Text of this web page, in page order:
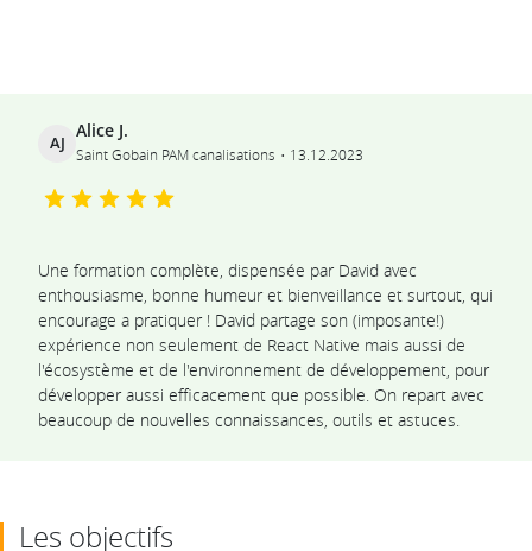
AJ
Alice J.
Saint Gobain PAM canalisations 13.12.2023
Une formation complète, dispensée par David avec
enthousiasme, bonne humeur et bienveillance et surtout, qui
encourage a pratiquer ! David partage son (imposante!)
expérience non seulement de React Native mais aussi de
l'écosystème et de l'environnement de développement, pour
développer aussi efficacement que possible. On repart avec
beaucoup de nouvelles connaissances, outils et astuces.
Les objectifs